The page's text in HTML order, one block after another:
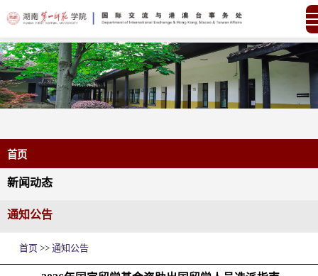
首页
新闻动态
通知公告
首页>> 通知公告